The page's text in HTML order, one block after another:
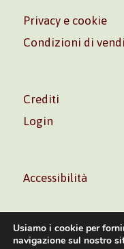
Privacy e cookie
Condizioni di
Crediti
Login
Accessibilità
Usiamo i cookie per
navigazione sul nostro